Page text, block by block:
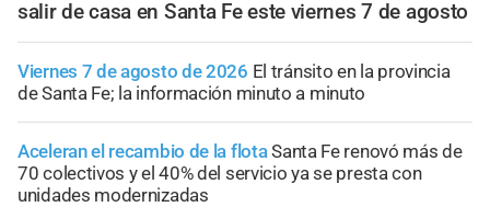
salir de casa en Santa Fe este viernes 7 de agosto
Viernes 7 de agosto de 2026 El tránsito en la provincia
de Santa Fe; la información minuto a minuto
Aceleran el recambio de la flotaSanta Fe renovó más de
70 colectivos y el 40% del servicio ya se presta con
unidades modernizadas